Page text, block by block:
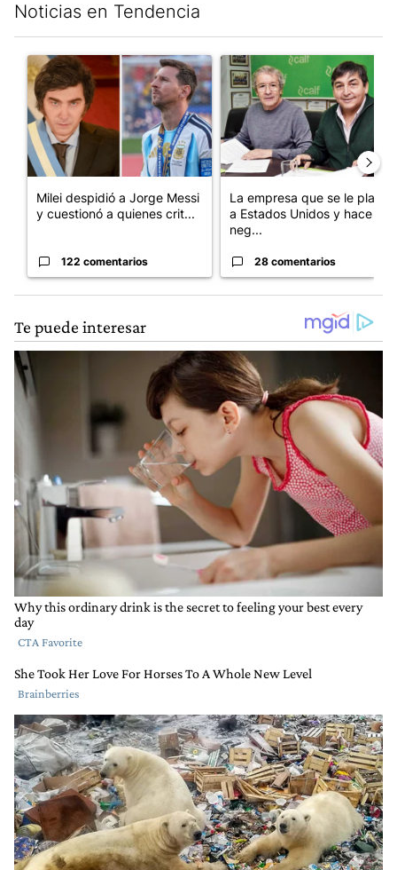
Noticias en Tendencia
Un artículo de tendencia con el título "Milei despidió a Jorge
Milei despidió a Jorge Messi
y cuestionó a quienes crit...
122 comentarios
Un artículo de tendencia con
La empresa que se le plantó
a Estados Unidos y hace
neg...
28 comentarios